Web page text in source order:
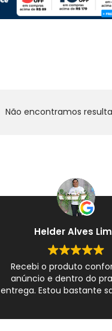
Não encontramos
Helder Alves
Recebi o produto
anúncio e dentro do
entrega. Estou bastante